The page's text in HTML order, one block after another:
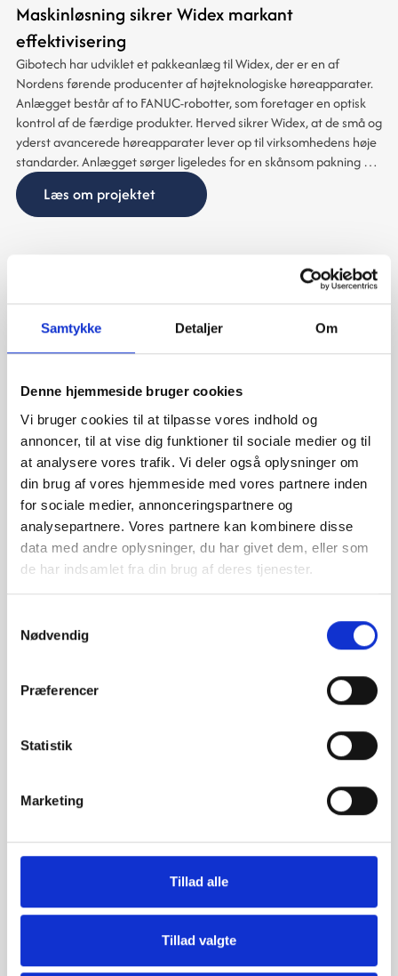
Samtykke Detaljer Om
Denne hjemmeside bruger cookies
Vi bruger cookies til at tilpasse vores indhold og
annoncer, til at vise dig funktioner til sociale medier og til
at analysere vores trafik. Vi deler også oplysninger om
din brug af vores hjemmeside med vores partnere inden
for sociale medier, annonceringspartnere og
analysepartnere. Vores partnere kan kombinere disse
data med andre oplysninger, du har givet dem, eller som
de har indsamlet fra din brug af deres tjenester.
Nødvendig
Præferencer
Statistik
Marketing
Tillad alle
Tillad valgte
Maskinløsning sikrer Widex markant
effektivisering
Gibotech har udviklet et pakkeanlæg til Widex, der er en af
Nordens førende producenter af højteknologiske høreapparater.
Anlægget består af to FANUC-robotter, som foretager en optisk
kontrol af de færdige produkter. Herved sikrer Widex, at de små og
yderst avancerede høreapparater lever op til virksomhedens høje
standarder. Anlægget sørger ligeledes for en skånsom pakning af
de skrøbelige elementer. Først foldes æskerne, der udgør
emballagen, hvorefter produkterne lægges i, inden æskerne
lukkes og der sættes etiketter på.
Læs om projektet
Løsning til møbelfabrik arbejder i forlængelse
med CNC maskine
Bjerndrup Møbelfabrik A/S er en veletableret møbelvirksomhed
placeret i det sydvestlige Jylland. Bjerndrup Møbelfabrik A/S har
deres møbelproduktion. Løsningen fra Gibotech består både af en
CNC maskine og en robotløsning, der formår at skabe en
forlængelse af CNC maskinens uovertrufne egenskaber.
Læs om projektet
Palleteringsløsning installeret hos Novozymes
I 2012 leverede Gibotech en fuldautomatisk palleteringsløsning til
pallemix og labelpåsætning. Ved hjælp af topmoderne FANUC
robotter og vision-systemer udviklede Gibotech A/S et hurtigt og
labels og palletering.
Svansø palleterer ved hjælp af Gibotech
løsning
etableret og velkendt varemærke i den danske detailhandel.
Svansø er kendetegnet ved høj kvalitet og et bredt udvalg af
artiskokker. Gibotech’s palleteringsløsning til Svansø sikrer hurtigt
og nem palletering og pakning af produktlinjen, og sørger dermed